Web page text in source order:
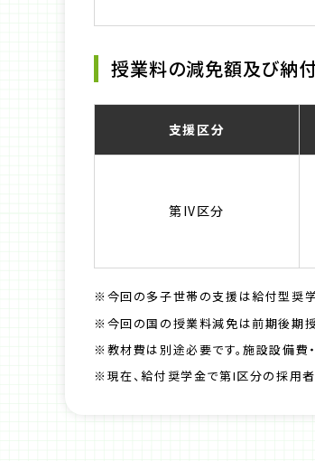
授業料の減免額及び納
支援区分
第IV区分
※今回の多子世帯の支援は給付型奨学
※今回の国の授業料減免は前期後期授
※教材費は別途必要です。施設設備費
※現在、給付奨学金で第I区分の採用